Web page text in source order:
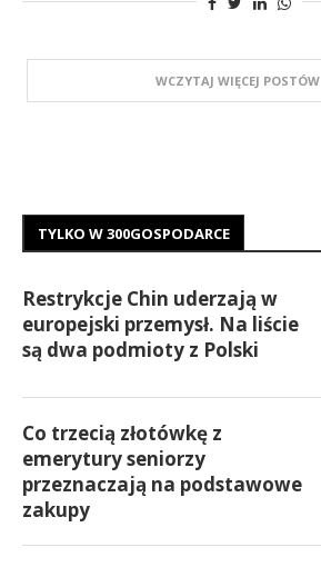
WCZYTAJ WIĘCEJ POSTÓW
TYLKO W 300GOSPODARCE
Restrykcje Chin uderzają w
europejski przemysł. Na liście
są dwa podmioty z Polski
Co trzecią złotówkę z
emerytury seniorzy
przeznaczają na podstawowe
zakupy